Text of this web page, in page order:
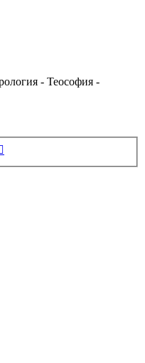
- Теософия -